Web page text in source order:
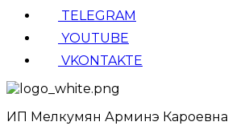
TELEGRAM
YOUTUBE
VKONTAKTE
ИП Мелкумян Арминэ Кароевна